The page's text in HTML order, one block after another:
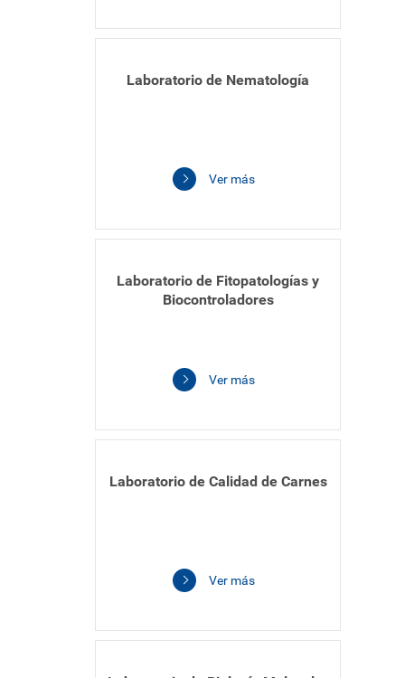
Laboratorio de Nematología
Ver más
Laboratorio de Fitopatologías y
Biocontroladores
Ver más
Laboratorio de Calidad de Carnes
Ver más